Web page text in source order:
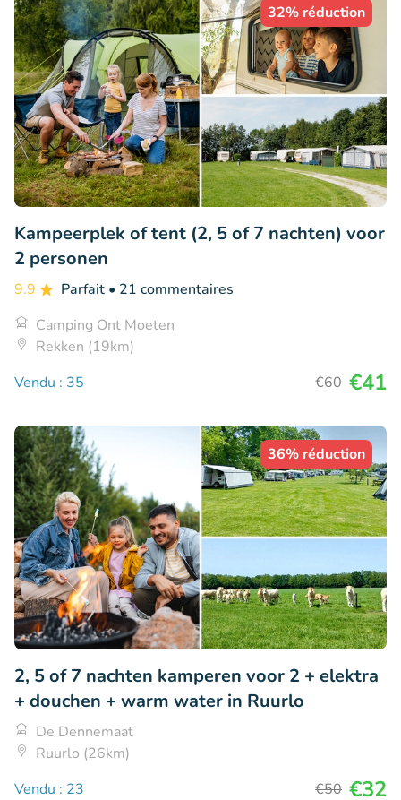
32% réduction
Kampeerplek of tent (2, 5 of 7 nachten) voor
2 personen
9.9 Parfait • 21 commentaires
Camping Ont Moeten
Rekken (19km)
Vendu : 35
€60 €41
36% réduction
2, 5 of 7 nachten kamperen voor 2 + elektra
+ douchen + warm water in Ruurlo
De Dennemaat
Ruurlo (26km)
Vendu : 23
€50 €32